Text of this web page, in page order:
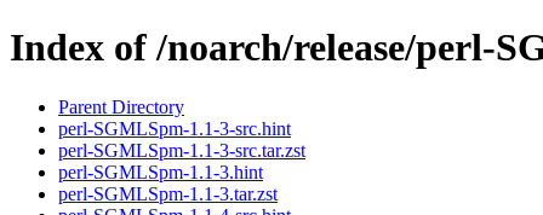
Index of /noarch/release/perl-
Parent Directory
perl-SGMLSpm-1.1-3-src.hint
perl-SGMLSpm-1.1-3-src.tar.zst
perl-SGMLSpm-1.1-3.hint
perl-SGMLSpm-1.1-3.tar.zst